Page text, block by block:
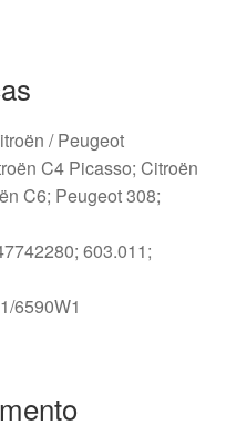
/ Peugeot
C4 Picasso; Citroën
C6; Peugeot 308;
603.011;
6590W1